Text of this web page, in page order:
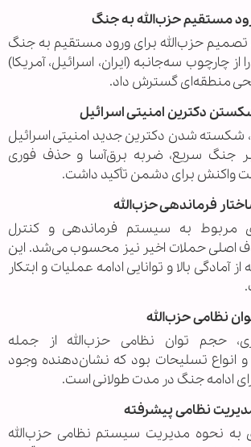
مستقیم حزب‌الله به جنگ
حزب‌الله برای ورود مستقیم به جنگ
از چارچوب سه‌جانبه (ایران، اسرائیل، آمریکا)
منطقه‌ای گسترش داد.
دکترین امنیتی اسرائیل
شکسته شدن دکترین جدید امنیتی اسرائیل
بر جنگ سریع، ضربه برق‌آسا و حذف فوری
واکنش برای دشمن تأکید داشت.
فرماندهی حزب‌الله
مربوط به سیستم فرماندهی و کنترل
اصلی حملات اخیر نیز محسوب می‌شد. این
آمادگی بالا و توانایی ادامه عملیات و ابتکار
نظامی حزب‌الله
حجم توان نظامی حزب‌الله از جمله
انواع تسلیحات بود که نشان‌دهنده وجود
ادامه جنگ در مدت طولانی است.
نظامی پیشرفته
به نحوه مدیریت سیستم نظامی حزب‌الله